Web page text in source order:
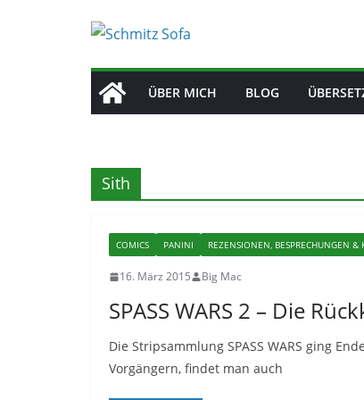
ÜBER MICH BLOG
Sith
COMICS PANINI REZENSIONEN, BESPRECHUNGEN &
16. März 2015 Big Mac
SPASS WARS 2 – Die
Die Stripsammlung SPASS WARS ging
Vorgängern, findet man auch